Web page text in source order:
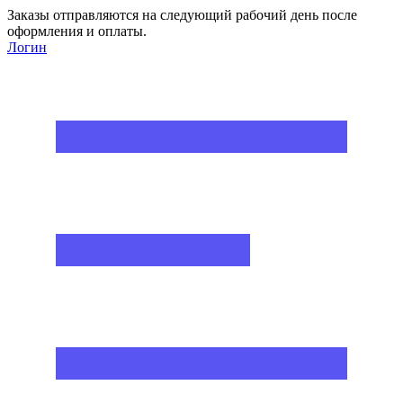
Заказы отправляются на следующий рабочий день после
оформления и оплаты.
Логин